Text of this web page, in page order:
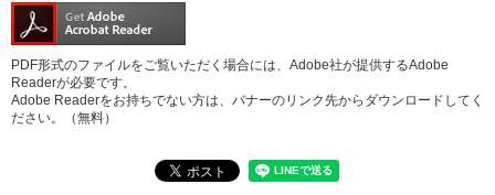
PDF形式のファイルをご覧いただく場合には、Adobe社が提供するAdobe
Readerが必要です。
Adobe Readerをお持ちでない方は、バナーのリンク先からダウンロードしてく
ださい。（無料）